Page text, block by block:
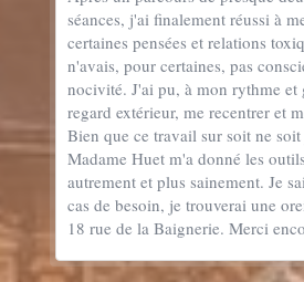
séances, j'ai finalement réussi à
certaines pensées et relations
n'avais, pour certaines, pas
nocivité. J'ai pu, à mon rythme et
regard extérieur, me recentrer et
Bien que ce travail sur soit ne
Madame Huet m'a donné les
autrement et plus sainement. Je
cas de besoin, je trouverai une
18 rue de la Baignerie. Merci